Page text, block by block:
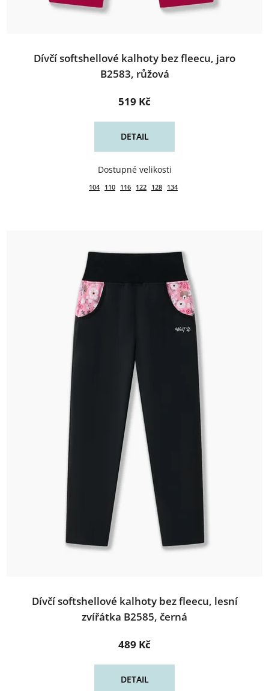
Dívčí softshellové kalhoty bez fleecu, jaro
B2583, růžová
519 Kč
DETAIL
104 110 116 122 128 134
Dívčí softshellové kalhoty bez fleecu, lesní
zvířátka B2585, černá
489 Kč
DETAIL